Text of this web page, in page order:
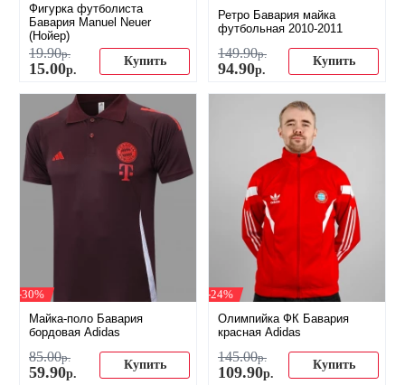
Фигурка футболиста
Бавария Мanuel Neuer
(Нойер)
19.90р.
15.00р.
Купить
Ретро Бавария майка
футбольная 2010-2011
149.90р.
94.90р.
Купить
-30%
Майка-поло Бавария
бордовая Adidas
85.00р.
59.90р.
Купить
-24%
Олимпийка ФК Бавария
красная Adidas
145.00р.
109.90р.
Купить